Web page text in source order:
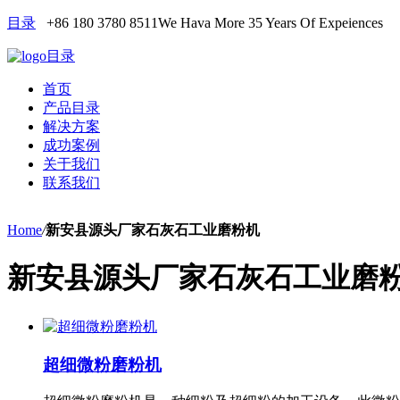
目录 +86 180 3780 8511We Hava More 35 Years Of Expeiences
目录
首页
产品目录
解决方案
成功案例
关于我们
联系我们
Home/新安县源头厂家石灰石工业磨粉机
新安县源头厂家石灰石工业磨
超细微粉磨粉机